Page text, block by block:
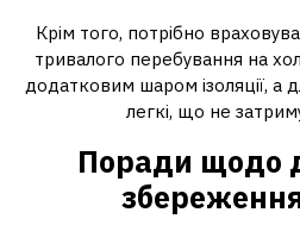
Крім того, потрібно
тривалого перебування на
додатковим шаром ізоляції, а
легкі, що не
Поради щодо